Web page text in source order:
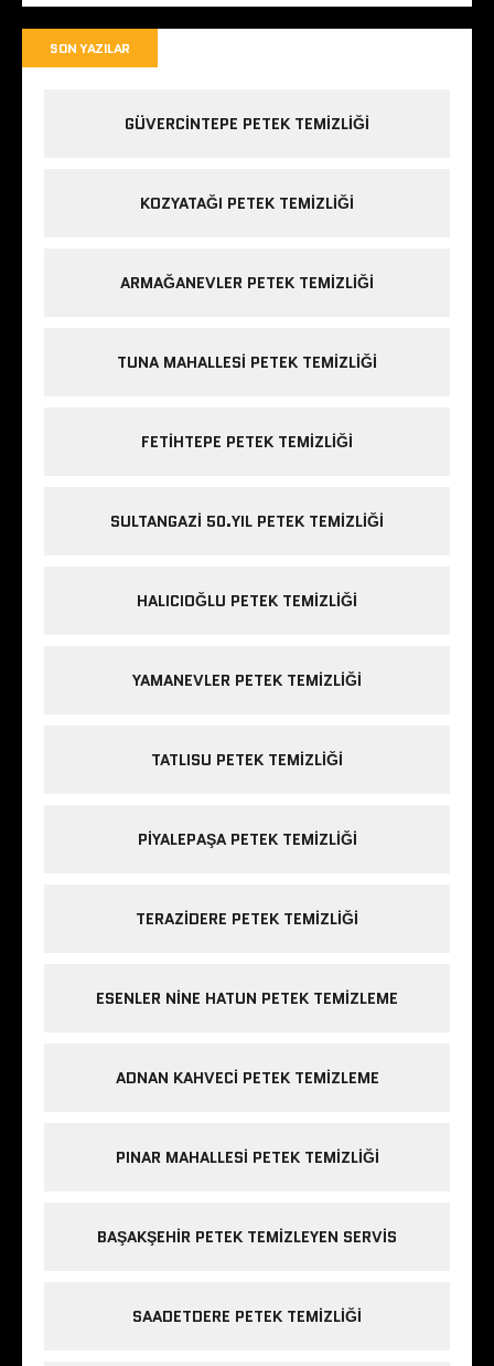
SON YAZILAR
GÜVERCINTEPE PETEK TEMIZLIĞI
KOZYATAĞI PETEK TEMIZLIĞI
ARMAĞANEVLER PETEK TEMIZLIĞI
TUNA MAHALLESI PETEK TEMIZLIĞI
FETIHTEPE PETEK TEMIZLIĞI
SULTANGAZI 50.YIL PETEK TEMIZLIĞI
HALICIOĞLU PETEK TEMIZLIĞI
YAMANEVLER PETEK TEMIZLIĞI
TATLISU PETEK TEMIZLIĞI
PIYALEPAŞA PETEK TEMIZLIĞI
TERAZIDERE PETEK TEMIZLIĞI
ESENLER NINE HATUN PETEK TEMIZLEME
ADNAN KAHVECI PETEK TEMIZLEME
PINAR MAHALLESI PETEK TEMIZLIĞI
BAŞAKŞEHIR PETEK TEMIZLEYEN SERVIS
SAADETDERE PETEK TEMIZLIĞI